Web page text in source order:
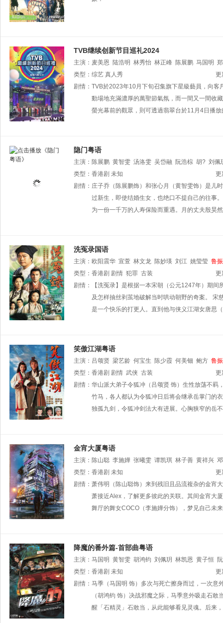
TVB继续创新节目巡礼2024
主演： 麦美恩 陆浩明 林秀怡 林正峰 陈展鹏 马国明
杨明 陈贝儿 丁子朗
徐
阮政峰
吕慧仪 苏恩磁 古佩玲 张景淳 林景程 孔德贤
何依婷 吴沚默 莫韵锶 黄美棋 黄婧灵 林钰
类型： 综艺 真人秀
更
剧情： TVB於2023年10月下旬召集旗下星級藝員，向
動場地充滿濃厚的萬聖節氣氛，而一間又一間收
螢光幕前的觀眾，則可透過翡翠台於11月4日播
隐门粤语
主演： 陈展鹏 黄智雯 汤洛雯 吴岱融 阮浩棕 胡? 刘佩
希璘 谭坤伦 徐荣
赵乐
蔡国威
利颖怡 方哲翷 何伟业
类型： 香港剧 未知
更
剧情： 庄子乔（陈展鹏饰）和张心月（黄智雯饰）是儿
过新生，即使结婚生女，也绝口不提自己的往事
为一份一千万的人寿保险而重遇。月的丈夫殷昊
洗冤录国语
主演： 欧阳震华 宣萱 林文龙 陈妙瑛 刘江 姚莹莹 鲁
类型： 香港剧 剧情 犯罪 古装
更
剧情：
【洗冤录】是根据一本宋朝（公元1247年）期
及怎样抽丝剥茧地破解当时哄动朝野的奇案。 宋
是一个快乐的打更人。直到他与侠义江湖女唐思
笑傲江湖粤语
主演： 吕颂贤 梁艺龄 何宝生 陈少霞 何美钿 鲍方 鲁
陈荣峻
梁舜燕 罗兰 孙季卿
类型： 香港剧 剧情 武侠 古装
更
剧情： 华山派大弟子令狐冲（吕颂贤 饰）生性放荡不羁
竹马，各人都认为令狐冲日后将会继承岳掌门的
独孤九剑，令狐冲剑法大有进展。心胸狭窄的岳
金宵大厦粤语
主演： 陈山聪 李施嬅 张曦雯 谭凯琪 林子善 黄祥兴
鲁振顺
李丽丽 叶凯茵 何启南
类型： 香港剧 未知
更
剧情： 萧伟明（陈山聪饰）来到残旧且品流複杂的金宵
萧接近Alex，了解更多彼此的关联。其间金宵大
舞厅的舞女COCO（李施嬅分饰），梦见自己未
降魔的番外篇-首部曲粤语
主演： 马国明 黄智雯 胡鸿钧 刘佩玥 林凯恩 黄子恒
李家鼎
余子明 何远东 王致迪
黄炜溏
苏恩磁 盖世宝 陈华鑫 曹思诗 曾慧云 关浩扬
类型： 香港剧 未知
更
剧情： 马季（马国明 饰）多次与死亡擦身而过，一次意
（胡鸿钧 饰）决战邪魔之际，马季意外吸走石
醒「石精灵」石敢当，从此能够看见灵魂。后来